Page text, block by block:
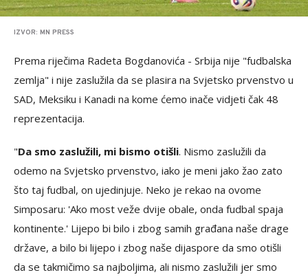
IZVOR: MN PRESS
Prema riječima Radeta Bogdanovića - Srbija nije "fudbalska
zemlja" i nije zaslužila da se plasira na Svjetsko prvenstvo u
SAD, Meksiku i Kanadi na kome ćemo inače vidjeti čak 48
reprezentacija.
"Da smo zaslužili, mi bismo otišli. Nismo zaslužili da
odemo na Svjetsko prvenstvo, iako je meni jako žao zato
što taj fudbal, on ujedinjuje. Neko je rekao na ovome
Simposaru: 'Ako most veže dvije obale, onda fudbal spaja
kontinente.' Lijepo bi bilo i zbog samih građana naše drage
države, a bilo bi lijepo i zbog naše dijaspore da smo otišli
da se takmičimo sa najboljima, ali nismo zaslužili jer smo